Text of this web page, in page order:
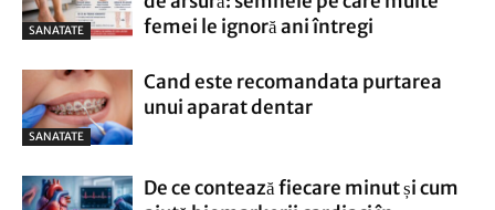
SANATATE
femei le ignoră ani întregi
SANATATE
Cand este recomandata purtarea
unui aparat dentar
De ce contează fiecare minut și cum